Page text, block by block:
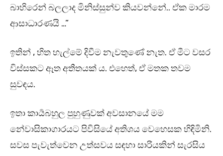
බාහිරෙන් බලලාද මිනිස්සුන්ව කියවන්නේ.. ඒක මාරම
ආසාධාරණයි …”
ඉතින් , හිත හැල්මේ දිවීම නැවතුණේ නැත. ඒ මීට වසර
විස්සකට ඈත අතීතයක් ය. එහෙත්, ඒ මතක තවම
සුවඳය.
ඉතා කාර්‍යබහුල පුහුණුවක් අවසානයේ මම
නේවාසිකාගාරයට පිවිසියේ අතිශය වෙහෙසක හිඳිමිනි.
සවස පැවැත්වෙන උත්සවය සඳහා සාරියකින් සැරසිය